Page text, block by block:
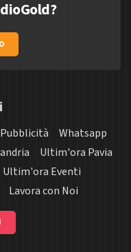
Pubblicità
Whatsapp
Ultim'ora Pavia
Ultim'ora Eventi
Lavora con Noi